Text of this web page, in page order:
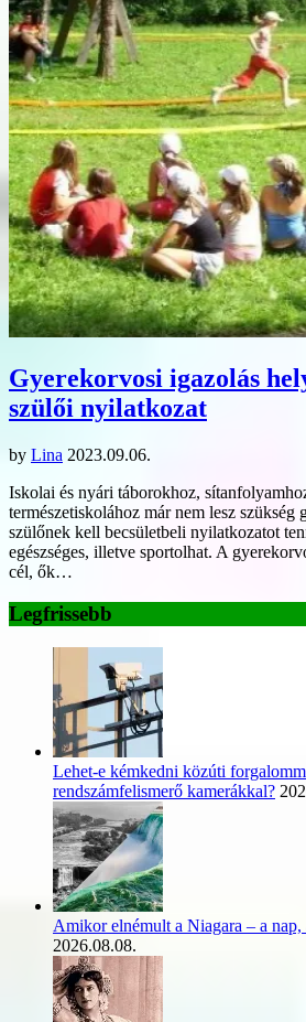
Gyerekorvosi igazolás
szülői nyilatkozat
by Lina 2023.09.06.
Iskolai és nyári táborokhoz,
természetiskolához már nem lesz szükség
szülőnek kell becsületbeli nyilatkozatot
egészséges, illetve sportolhat. A
cél, ők…
Legfrissebb
Lehet-e kémkedni közúti
rendszámfelismerő kamerákkal?
Amikor elnémult a Niagara – a
2026.08.08.